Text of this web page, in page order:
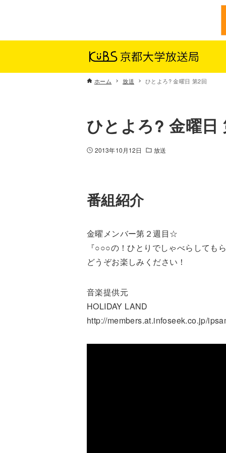
ホーム 放送 ひとよろ? 金曜日 第2回
ひとよろ? 金曜日
2013年10月12日 放送
番組紹介
金曜メンバー第２週目☆
『○○○の！ひとりでしゃべらしても
どうぞお楽しみください！
音楽提供元
HOLIDAY LAND
http://members.at.infoseek.co.jp/